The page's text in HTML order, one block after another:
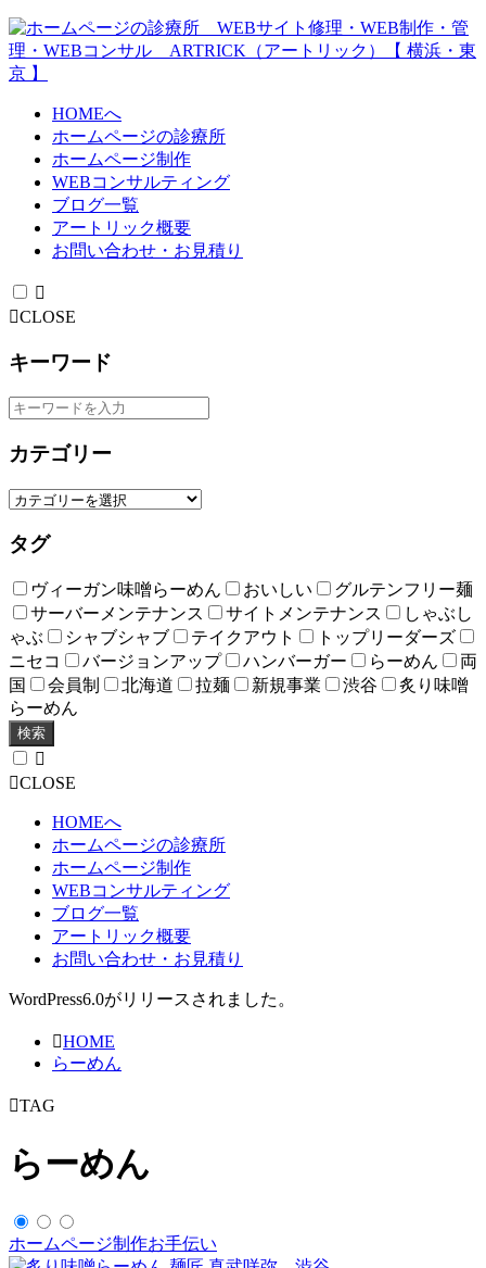
HOMEへ
ホームページの診療所
ホームページ制作
WEBコンサルティング
ブログ一覧
アートリック概要
お問い合わせ・お見積り
CLOSE
キーワード
カテゴリー
タグ
ヴィーガン味噌らーめん おいしい
グルテンフリー麺
サーバーメンテナンス
サイトメンテナンス
しゃぶし
ゃぶ
シャブシャブ テイクアウト
トップリーダーズ
ニセコ
バージョンアップ ハンバーガー らーめん
両
国
会員制 北海道 拉麺 新規事業 渋谷
炙り味噌
らーめん
検索
CLOSE
HOMEへ
ホームページの診療所
ホームページ制作
WEBコンサルティング
ブログ一覧
アートリック概要
お問い合わせ・お見積り
WordPress6.0がリリースされました。
HOME
らーめん
TAG
らーめん
ホームページ制作お手伝い